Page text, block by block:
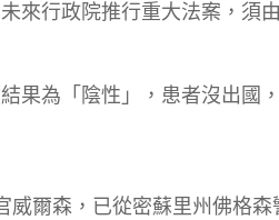
來行政院推行重大法案，須
果為「陰性」，患者沒出國
爾森，已從密蘇里州佛格森